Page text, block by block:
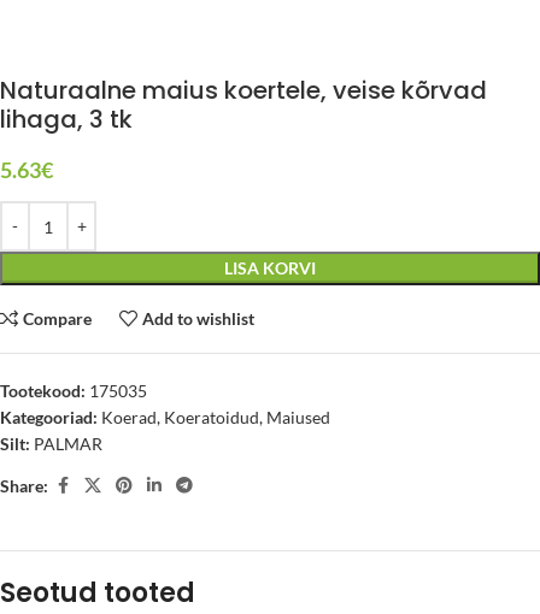
Naturaalne maius koertele, veise kõrvad
lihaga, 3 tk
5.63€
LISA KORVI
Compare Add to wishlist
Tootekood: 175035
Kategooriad: Koerad, Koeratoidud, Maiused
Silt: PALMAR
Share:
Seotud tooted